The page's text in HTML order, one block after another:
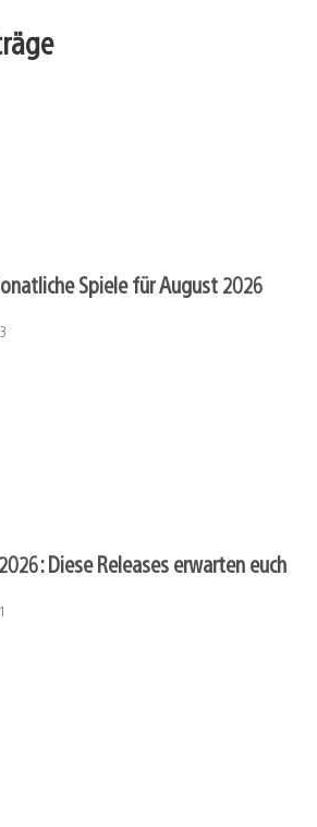
Spiele für August 2026
Diese Releases erwarten euch